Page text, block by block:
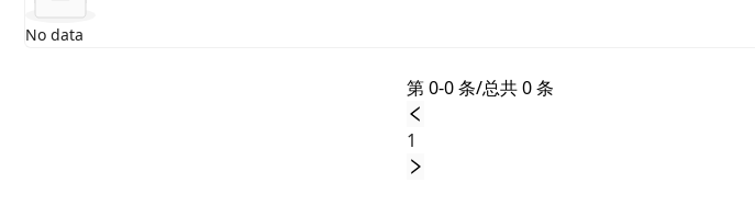
No data
第 0-0 条/总共 0 条
1